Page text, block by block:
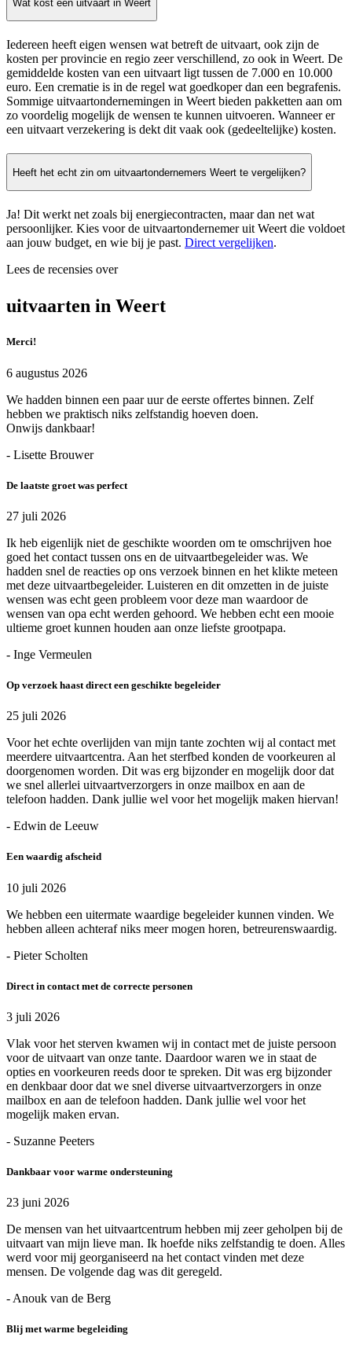
Wat kost een uitvaart in Weert
Iedereen heeft eigen wensen wat betreft de uitvaart, ook zijn de
kosten per provincie en regio zeer verschillend, zo ook in Weert. De
gemiddelde kosten van een uitvaart ligt tussen de 7.000 en 10.000
euro. Een crematie is in de regel wat goedkoper dan een begrafenis.
Sommige uitvaartondernemingen in Weert bieden pakketten aan om
zo voordelig mogelijk de wensen te kunnen uitvoeren. Wanneer er
een uitvaart verzekering is dekt dit vaak ook (gedeeltelijke) kosten.
Heeft het echt zin om uitvaartondernemers Weert te vergelijken?
Ja! Dit werkt net zoals bij energiecontracten, maar dan net wat
persoonlijker. Kies voor de uitvaartondernemer uit Weert die voldoet
aan jouw budget, en wie bij je past. Direct vergelijken.
Lees de recensies over
uitvaarten in Weert
Merci!
6 augustus 2026
We hadden binnen een paar uur de eerste offertes binnen. Zelf
hebben we praktisch niks zelfstandig hoeven doen.
Onwijs dankbaar!
- Lisette Brouwer
De laatste groet was perfect
27 juli 2026
Ik heb eigenlijk niet de geschikte woorden om te omschrijven hoe
goed het contact tussen ons en de uitvaartbegeleider was. We
hadden snel de reacties op ons verzoek binnen en het klikte meteen
met deze uitvaartbegeleider. Luisteren en dit omzetten in de juiste
wensen was echt geen probleem voor deze man waardoor de
wensen van opa echt werden gehoord. We hebben echt een mooie
ultieme groet kunnen houden aan onze liefste grootpapa.
- Inge Vermeulen
Op verzoek haast direct een geschikte begeleider
25 juli 2026
Voor het echte overlijden van mijn tante zochten wij al contact met
meerdere uitvaartcentra. Aan het sterfbed konden de voorkeuren al
doorgenomen worden. Dit was erg bijzonder en mogelijk door dat
we snel allerlei uitvaartverzorgers in onze mailbox en aan de
telefoon hadden. Dank jullie wel voor het mogelijk maken hiervan!
- Edwin de Leeuw
Een waardig afscheid
10 juli 2026
We hebben een uitermate waardige begeleider kunnen vinden. We
hebben alleen achteraf niks meer mogen horen, betreurenswaardig.
- Pieter Scholten
Direct in contact met de correcte personen
3 juli 2026
Vlak voor het sterven kwamen wij in contact met de juiste persoon
voor de uitvaart van onze tante. Daardoor waren we in staat de
opties en voorkeuren reeds door te spreken. Dit was erg bijzonder
en denkbaar door dat we snel diverse uitvaartverzorgers in onze
mailbox en aan de telefoon hadden. Dank jullie wel voor het
mogelijk maken ervan.
- Suzanne Peeters
Dankbaar voor warme ondersteuning
23 juni 2026
De mensen van het uitvaartcentrum hebben mij zeer geholpen bij de
uitvaart van mijn lieve man. Ik hoefde niks zelfstandig te doen. Alles
werd voor mij georganiseerd na het contact vinden met deze
mensen. De volgende dag was dit geregeld.
- Anouk van de Berg
Blij met warme begeleiding